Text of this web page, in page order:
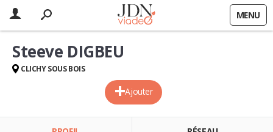
MENU
Ajouter
Steeve DIGBEU
CLICHY SOUS BOIS